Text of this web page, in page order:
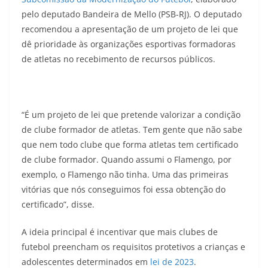
pelo deputado Bandeira de Mello (PSB-RJ). O deputado
recomendou a apresentação de um projeto de lei que
dê prioridade às organizações esportivas formadoras
de atletas no recebimento de recursos públicos.
“É um projeto de lei que pretende valorizar a condição
de clube formador de atletas. Tem gente que não sabe
que nem todo clube que forma atletas tem certificado
de clube formador. Quando assumi o Flamengo, por
exemplo, o Flamengo não tinha. Uma das primeiras
vitórias que nós conseguimos foi essa obtenção do
certificado”, disse.
A ideia principal é incentivar que mais clubes de
futebol preencham os requisitos protetivos a crianças e
adolescentes determinados em lei de 2023.